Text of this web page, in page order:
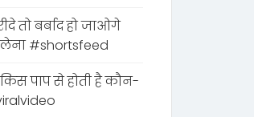
तो बर्बाद हो जाओगे
#shortsfeed
पाप से होती है कौन-